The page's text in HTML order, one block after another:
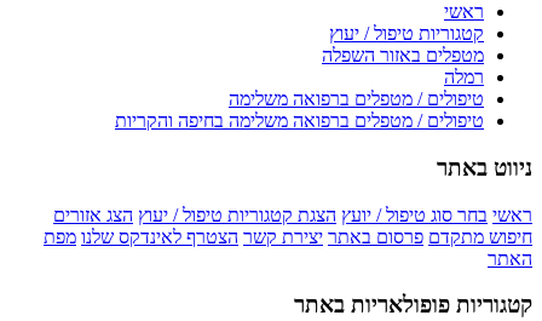
ראשי
קטגוריות טיפול / יעוץ
מטפלים באזור השפלה
רמלה
טיפולים / מטפלים ברפואה משלימה
טיפולים / מטפלים ברפואה משלימה בחיפה והקריות
ניווט באתר
ראשי בחר סוג טיפול / יועץ הצגת קטגוריות טיפול / יעוץ הצג אזורים
חיפוש מתקדם פרסום באתר יצירת קשר הצטרף לאינדקס שלנו מפת
האתר
קטגוריות פופולאריות באתר